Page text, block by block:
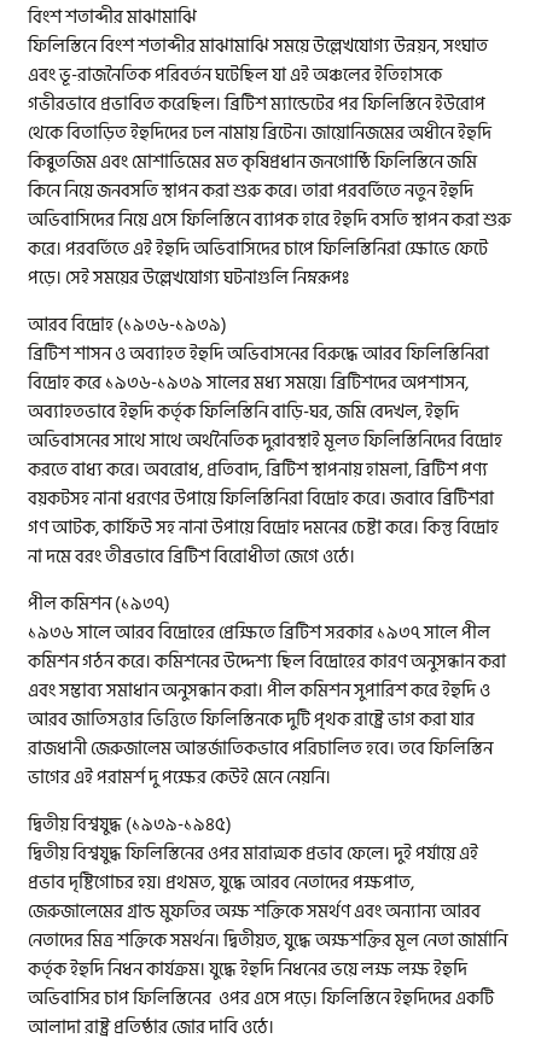
বিংশ শতাব্দীর মাঝামাঝি
ফিলিস্তিনে বিংশ শতাব্দীর মাঝামাঝি সময়ে উল্লেখযোগ্য উন্নয়ন, সংঘাত
এবং ভূ-রাজনৈতিক পরিবর্তন ঘটেছিল যা এই অঞ্চলের ইতিহাসকে
গভীরভাবে প্রভাবিত করেছিল। ব্রিটিশ ম্যান্ডেটের পর ফিলিস্তিনে ইউরোপ
থেকে বিতাড়িত ইহুদিদের ঢল নামায় ব্রিটেন। জায়োনিজমের অধীনে ইহুদি
কিব্বুতজিম এবং মোশাভিমের মত কৃষিপ্রধান জনগোষ্ঠি ফিলিস্তিনে জমি
কিনে নিয়ে জনবসতি স্থাপন করা শুরু করে। তারা পরবর্তিতে নতুন ইহুদি
অভিবাসিদের নিয়ে এসে ফিলিস্তিনে ব্যাপক হারে ইহুদি বসতি স্থাপন করা শুরু
করে। পরবর্তিতে এই ইহুদি অভিবাসিদের চাপে ফিলিস্তিনিরা ক্ষোভে ফেটে
পড়ে। সেই সময়ের উল্লেখযোগ্য ঘটনাগুলি নিম্নরূপঃ
আরব বিদ্রোহ (১৯৩৬-১৯৩৯)
ব্রিটিশ শাসন ও অব্যাহত ইহুদি অভিবাসনের বিরুদ্ধে আরব ফিলিস্তিনিরা
বিদ্রোহ করে ১৯৩৬-১৯৩৯ সালের মধ্য সময়ে। ব্রিটিশদের অপশাসন,
অব্যাহতভাবে ইহুদি কর্তৃক ফিলিস্তিনি বাড়ি-ঘর, জমি বেদখল, ইহুদি
অভিবাসনের সাথে সাথে অর্থনৈতিক দুরাবস্থাই মূলত ফিলিস্তিনিদের বিদ্রোহ
করতে বাধ্য করে। অবরোধ, প্রতিবাদ, ব্রিটিশ স্থাপনায় হামলা, ব্রিটিশ পণ্য
বয়কটসহ নানা ধরণের উপায়ে ফিলিস্তিনিরা বিদ্রোহ করে। জবাবে ব্রিটিশরা
গণ আটক, কার্ফিউ সহ নানা উপায়ে বিদ্রোহ দমনের চেষ্টা করে। কিন্তু বিদ্রোহ
না দমে বরং তীব্রভাবে ব্রিটিশ বিরোধীতা জেগে ওঠে।
পীল কমিশন (১৯৩৭)
১৯৩৬ সালে আরব বিদ্রোহের প্রেক্ষিতে ব্রিটিশ সরকার ১৯৩৭ সালে পীল
কমিশন গঠন করে। কমিশনের উদ্দেশ্য ছিল বিদ্রোহের কারণ অনুসন্ধান করা
এবং সম্ভাব্য সমাধান অনুসন্ধান করা। পীল কমিশন সুপারিশ করে ইহুদি ও
আরব জাতিসত্তার ভিত্তিতে ফিলিস্তিনকে দুটি পৃথক রাষ্ট্রে ভাগ করা যার
রাজধানী জেরুজালেম আন্তর্জাতিকভাবে পরিচালিত হবে। তবে ফিলিস্তিন
ভাগের এই পরামর্শ দু পক্ষের কেউই মেনে নেয়নি।
দ্বিতীয় বিশ্বযুদ্ধ (১৯৩৯-১৯৪৫)
দ্বিতীয় বিশ্বযুদ্ধ ফিলিস্তিনের ওপর মারাত্মক প্রভাব ফেলে। দুই পর্যায়ে এই
প্রভাব দৃষ্টিগোচর হয়। প্রথমত, যুদ্ধে আরব নেতাদের পক্ষপাত,
জেরুজালেমের গ্রান্ড মুফতির অক্ষ শক্তিকে সমর্থণ এবং অন্যান্য আরব
নেতাদের মিত্র শক্তিকে সমর্থন। দ্বিতীয়ত, যুদ্ধে অক্ষশক্তির মূল নেতা জার্মানি
কর্তৃক ইহুদি নিধন কার্যক্রম। যুদ্ধে ইহুদি নিধনের ভয়ে লক্ষ লক্ষ ইহুদি
অভিবাসির চাপ ফিলিস্তিনের ওপর এসে পড়ে। ফিলিস্তিনে ইহুদিদের একটি
আলাদা রাষ্ট্র প্রতিষ্ঠার জোর দাবি ওঠে।